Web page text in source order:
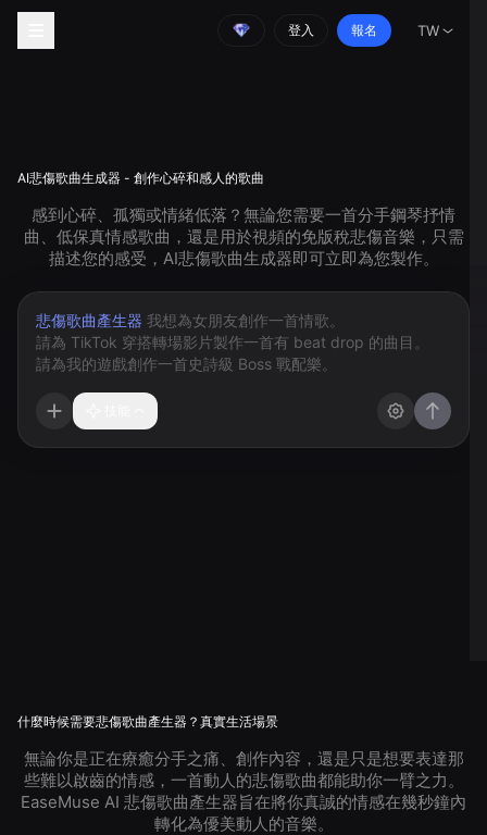
登入 報名 TW
AI悲傷歌曲生成器 - 創作心碎和感人的歌曲
感到心碎、孤獨或情緒低落？無論您需要一首分手鋼琴抒情
曲、低保真情感歌曲，還是用於視頻的免版稅悲傷音樂，只需
描述您的感受，AI悲傷歌曲生成器即可立即為您製作。
悲傷歌曲產生器
什麼時候需要悲傷歌曲產生器？真實生活場景
無論你是正在療癒分手之痛、創作內容，還是只是想要表達那
些難以啟齒的情感，一首動人的悲傷歌曲都能助你一臂之力。
EaseMuse AI 悲傷歌曲產生器旨在將你真誠的情感在幾秒鐘內
轉化為優美動人的音樂。